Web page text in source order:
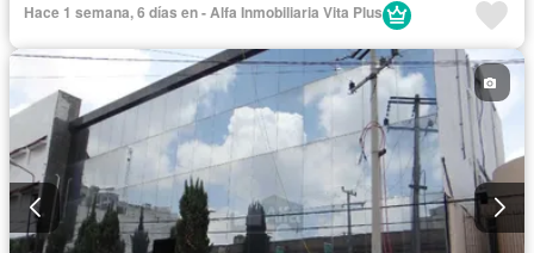
Hace 1 semana, 6 días en - Alfa Inmobiliaria Vita Plus